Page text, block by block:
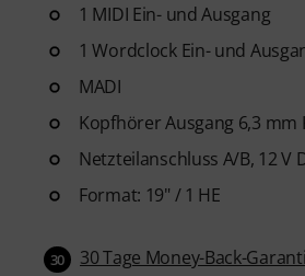
1 MIDI Ein- und Ausgang
1 Wordclock Ein- und
MADI
Kopfhörer Ausgang 6,3 mm
Netzteilanschluss A/B, 12 V
Format: 19" / 1 HE
30 30 Tage Money-Back-